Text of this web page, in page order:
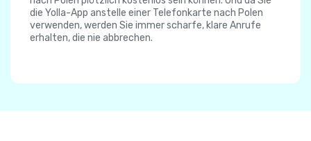
die Yolla-App anstelle einer Telefonkarte nach Polen
verwenden, werden Sie immer scharfe, klare Anrufe
erhalten, die nie abbrechen.